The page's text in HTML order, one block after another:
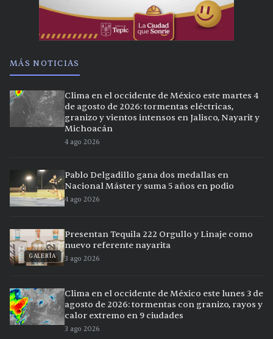
MÁS NOTICIAS
Clima en el occidente de México este martes 4
de agosto de 2026: tormentas eléctricas,
granizo y vientos intensos en Jalisco, Nayarit y
Michoacán
4 ago 2026
Pablo Delgadillo gana dos medallas en
Nacional Máster y suma 5 años en podio
4 ago 2026
GALERÍA
Presentan Tequila 222 Orgullo y Linaje como
nuevo referente nayarita
3 ago 2026
Clima en el occidente de México este lunes 3 de
agosto de 2026: tormentas con granizo, rayos y
calor extremo en 9 ciudades
3 ago 2026